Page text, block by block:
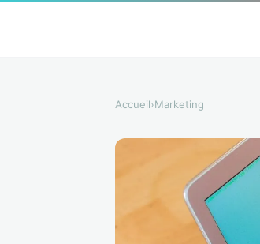
Accueil›Marketing